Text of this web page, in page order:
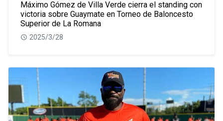
Máximo Gómez de Villa Verde cierra el standing con
victoria sobre Guaymate en Torneo de Baloncesto
Superior de La Romana
2025/3/28